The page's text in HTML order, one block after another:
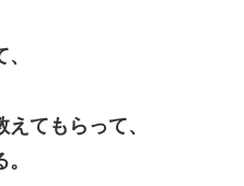
てもらって、